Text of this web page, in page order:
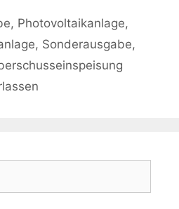
, Photovoltaikanlage,
, Sonderausgabe,